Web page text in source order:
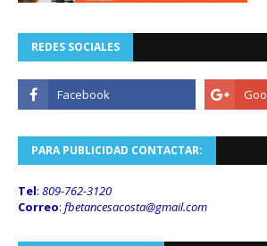
REDES SOCIALES
PARA PUBLICIDAD CONTACTAR:
Tel: 809-762-3120
Correo: fbetancesacosta@gmail.com